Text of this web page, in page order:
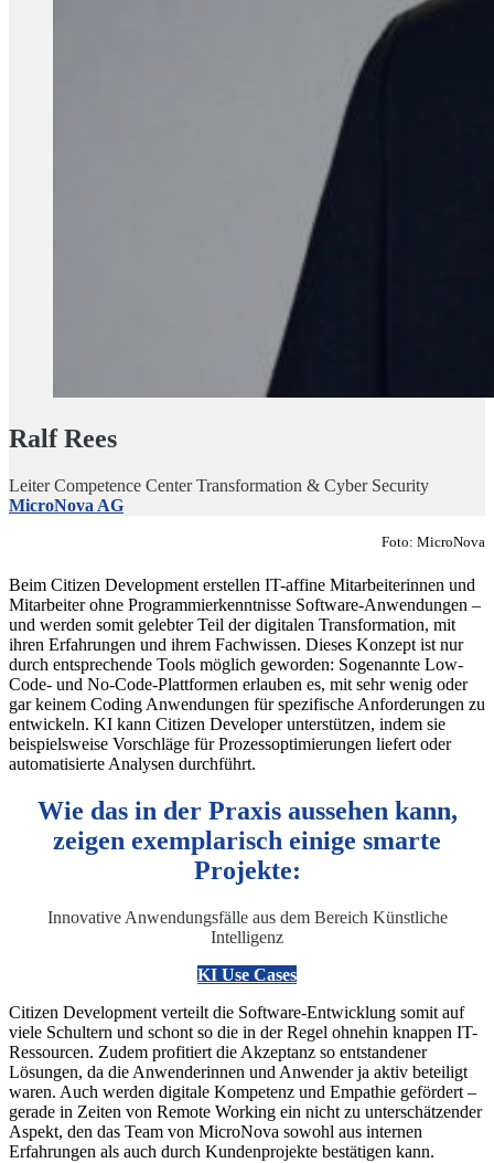
Ralf Rees
Leiter Competence Center Transformation & Cyber Security
MicroNova AG
Foto: MicroNova
Beim Citizen Development erstellen IT-affine Mitarbeiterinnen und
Mitarbeiter ohne Programmierkenntnisse Software-Anwendungen –
und werden somit gelebter Teil der digitalen Transformation, mit
ihren Erfahrungen und ihrem Fachwissen. Dieses Konzept ist nur
durch entsprechende Tools möglich geworden: Sogenannte Low-
Code- und No-Code-Plattformen erlauben es, mit sehr wenig oder
gar keinem Coding Anwendungen für spezifische Anforderungen zu
entwickeln. KI kann Citizen Developer unterstützen, indem sie
beispielsweise Vorschläge für Prozessoptimierungen liefert oder
automatisierte Analysen durchführt.
Wie das in der Praxis aussehen kann,
zeigen exemplarisch einige smarte
Projekte:
Innovative Anwendungsfälle aus dem Bereich Künstliche
Intelligenz
KI Use Cases
Citizen Development verteilt die Software-Entwicklung somit auf
viele Schultern und schont so die in der Regel ohnehin knappen IT-
Ressourcen. Zudem profitiert die Akzeptanz so entstandener
Lösungen, da die Anwenderinnen und Anwender ja aktiv beteiligt
waren. Auch werden digitale Kompetenz und Empathie gefördert –
gerade in Zeiten von Remote Working ein nicht zu unterschätzender
Aspekt, den das Team von MicroNova sowohl aus internen
Erfahrungen als auch durch Kundenprojekte bestätigen kann.